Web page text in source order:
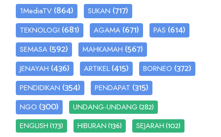
1MediaTV (864) SUKAN (717)
TEKNOLOGI (681) AGAMA (671) PAS (614)
SEMASA (592) MAHKAMAH (567)
JENAYAH (436) ARTIKEL (415) BORNEO (372)
PENDIDIKAN (354) PENDAPAT (315)
NGO (300) UNDANG-UNDANG(282)
ENGLISH(173) HIBURAN(136) SEJARAH(102)